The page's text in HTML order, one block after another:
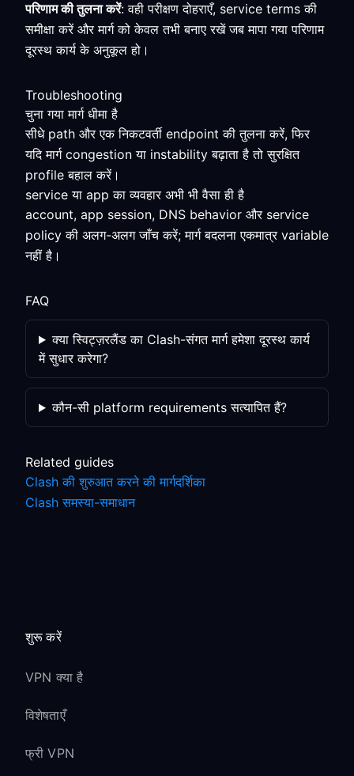
परिणाम की तुलना करें: वही परीक्षण दोहराएँ, service terms की
समीक्षा करें और मार्ग को केवल तभी बनाए रखें जब मापा गया परिणाम
दूरस्थ कार्य के अनुकूल हो।
Troubleshooting
चुना गया मार्ग धीमा है
सीधे path और एक निकटवर्ती endpoint की तुलना करें, फिर
यदि मार्ग congestion या instability बढ़ाता है तो सुरक्षित
profile बहाल करें।
service या app का व्यवहार अभी भी वैसा ही है
account, app session, DNS behavior और service
policy की अलग-अलग जाँच करें; मार्ग बदलना एकमात्र variable
नहीं है।
FAQ
क्या स्विट्ज़रलैंड का Clash-संगत मार्ग हमेशा दूरस्थ कार्य
में सुधार करेगा?
कौन-सी platform requirements सत्यापित हैं?
Related guides
Clash की शुरुआत करने की मार्गदर्शिका
Clash समस्या-समाधान
शुरू करें
VPN क्या है
विशेषताएँ
फ्री VPN